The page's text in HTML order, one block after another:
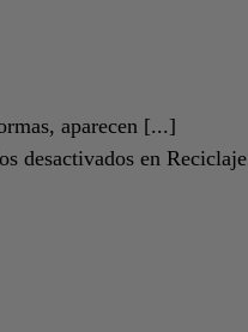
aparecen [...]
desactivados en